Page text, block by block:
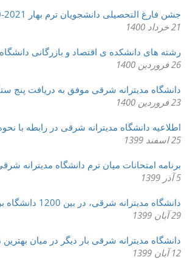
جشن فارغ التحصیلی دانشجویان ترم بهار 2021-2020 دانشگاه مدیترانه شرقی به صورت حضوری
21 خرداد 1400
رشته های دانشکده ی اقتصاد و بازرگانی
26 فروردین 1400
دانشگاه مدیترانه شرقی موفق به دریافت پنج
23 فروردین 1400
اطلاعیه دانشگاه مدیترانه شرقی در رابطه با نحوه ی
25 اسفند 1399
برنامه امتحانات میان ترم دانشگاه مدیترانه شرقی، ترم
5 آذر 1399
دانشگاه مدیترانه شرقی، در بین 1200 دانشگاه برتر جهان بر اساس رتبه بندی آمریکا، قرار گرفت
29 آبان 1399
دانشگاه مدیترانه شرقی بار دیگر در میان
12 آبان 1399